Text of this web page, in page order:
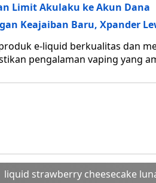
Limit Akulaku ke Akun Dana
Keajaiban Baru, Xpander
e-liquid berkualitas dan
pengalaman vaping yang
liquid strawberry cheesecake